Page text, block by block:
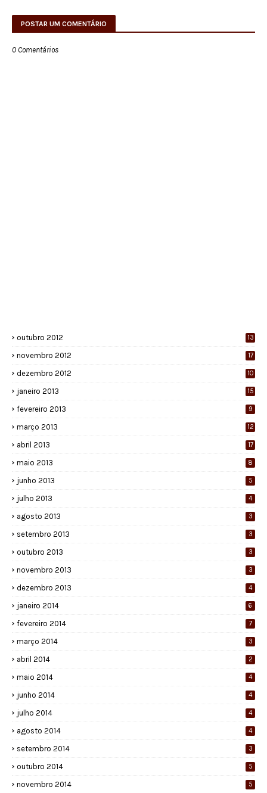
POSTAR UM COMENTÁRIO
0 Comentários
outubro 2012 13
novembro 2012 17
dezembro 2012 10
janeiro 2013 15
fevereiro 2013 9
março 2013 12
abril 2013 17
maio 2013 8
junho 2013 5
julho 2013 4
agosto 2013 3
setembro 2013 3
outubro 2013 3
novembro 2013 3
dezembro 2013 4
janeiro 2014 6
fevereiro 2014 7
março 2014 3
abril 2014 2
maio 2014 4
junho 2014 4
julho 2014 4
agosto 2014 4
setembro 2014 3
outubro 2014 5
novembro 2014 5